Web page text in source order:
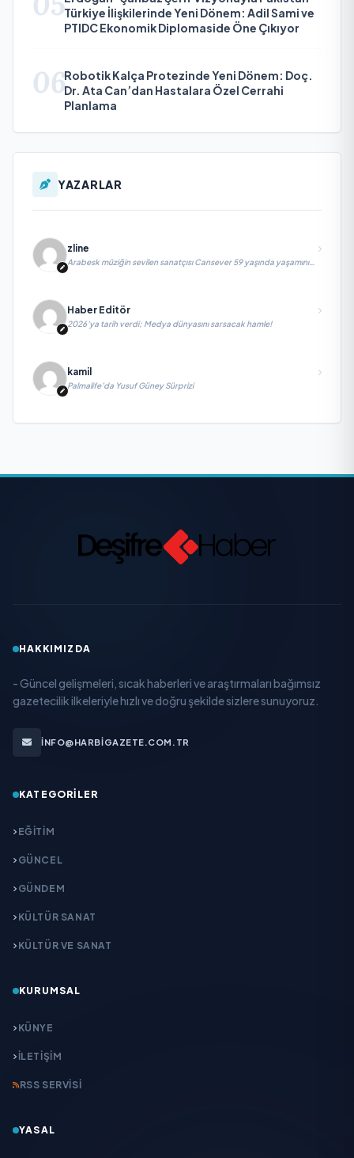
Türkiye İlişkilerinde Yeni Dönem: Adil Sami ve
PTIDC Ekonomik Diplomaside Öne Çıkıyor
06Robotik Kalça Protezinde Yeni Dönem: Doç.
Dr. Ata Can’dan Hastalara Özel Cerrahi
Planlama
YAZARLAR
zline
Arabesk müziğin sevilen sanatçısı Cansever 59 yaşında yaşamını
Haber Editör
2026’ya tarih verdi; Medya dünyasını sarsacak hamle!
kamil
Palmalife’da Yusuf Güney Sürprizi
HAKKIMIZDA
- Güncel gelişmeleri, sıcak haberleri ve araştırmaları bağımsız
gazetecilik ilkeleriyle hızlı ve doğru şekilde sizlere sunuyoruz.
INFO@HARBIGAZETE.COM.TR
KATEGORILER
EĞITIM
GÜNCEL
GÜNDEM
KÜLTÜR SANAT
KÜLTÜR VE SANAT
KURUMSAL
KÜNYE
İLETIŞIM
RSS SERVISI
YASAL